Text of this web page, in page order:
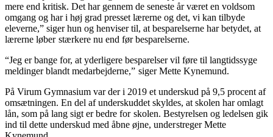
mere end kritisk. Det har gennem de seneste år været en voldsom
omgang og har i høj grad presset lærerne og det, vi kan tilbyde
eleverne,” siger hun og henviser til, at besparelserne har betydet, at
lærerne løber stærkere nu end før besparelserne.
“Jeg er bange for, at yderligere besparelser vil føre til langtidssyge
meldinger blandt medarbejderne,” siger Mette Kynemund.
På Virum Gymnasium var der i 2019 et underskud på 9,5 procent af
omsætningen. En del af underskuddet skyldes, at skolen har omlagt
lån, som på lang sigt er bedre for skolen. Bestyrelsen og ledelsen gik
ind til dette underskud med åbne øjne, understreger Mette